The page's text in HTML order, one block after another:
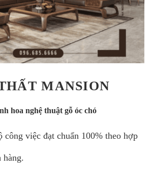
MANSION
hoa nghệ thuật gỗ óc chó
công việc đạt chuẩn 100% theo hợp
hàng.